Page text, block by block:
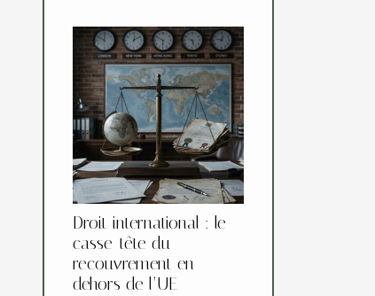
Droit international : le
casse-tête du
recouvrement en
dehors de l’UE